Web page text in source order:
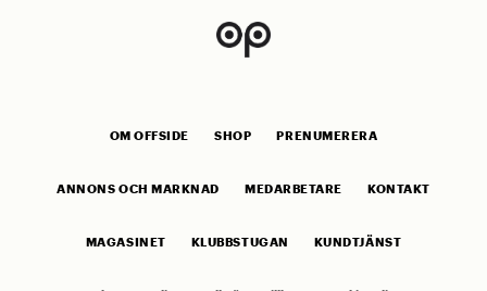
OM OFFSIDE SHOP PRENUMERERA
ANNONS OCH MARKNAD MEDARBETARE KONTAKT
MAGASINET KLUBBSTUGAN KUNDTJÄNST